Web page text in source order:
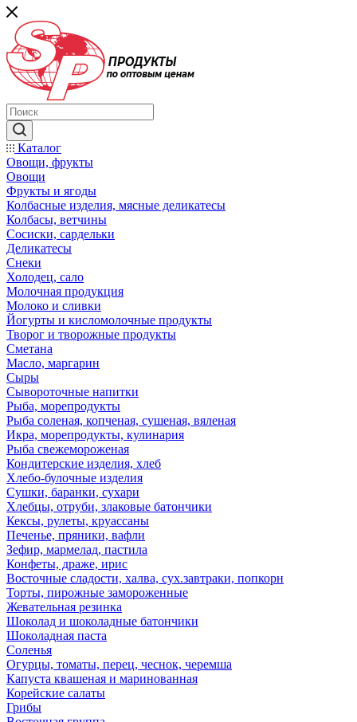
Каталог
Овощи, фрукты
Овощи
Фрукты и ягоды
Колбасные изделия, мясные деликатесы
Колбасы, ветчины
Сосиски, сардельки
Деликатесы
Снеки
Холодец, сало
Молочная продукция
Молоко и сливки
Йогурты и кисломолочные продукты
Творог и творожные продукты
Сметана
Масло, маргарин
Сыры
Сывороточные напитки
Рыба, морепродукты
Рыба соленая, копченая, сушеная, вяленая
Икра, морепродукты, кулинария
Рыба свежемороженая
Кондитерские изделия, хлеб
Хлебо-булочные изделия
Сушки, баранки, сухари
Хлебцы, отруби, злаковые батончики
Кексы, рулеты, круассаны
Печенье, пряники, вафли
Зефир, мармелад, пастила
Конфеты, драже, ирис
Восточные сладости, халва, сух.завтраки, попкорн
Торты, пирожные замороженные
Жевательная резинка
Шоколад и шоколадные батончики
Шоколадная паста
Соленья
Огурцы, томаты, перец, чеснок, черемша
Капуста квашеная и маринованная
Корейские салаты
Грибы